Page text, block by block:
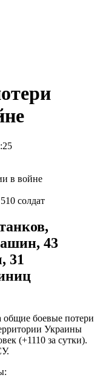
солдат
43
31
общие боевые потери
Украины
(+1110 за сутки).